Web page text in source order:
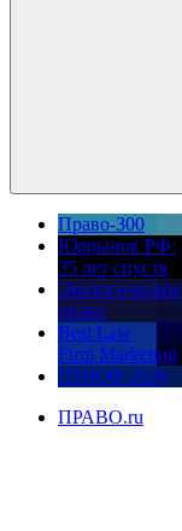
Право-300
Юррынок РФ:
35 лет спустя
Экологическое
право
Best Law
Firm Marketing
ПМЮФ 2026
ПРАВО.ru